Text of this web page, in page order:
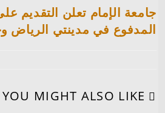
جامعة الإمام تعلن التقديم
المدفوع في مدينتي الرياض
YOU MIGHT ALSO LIKE